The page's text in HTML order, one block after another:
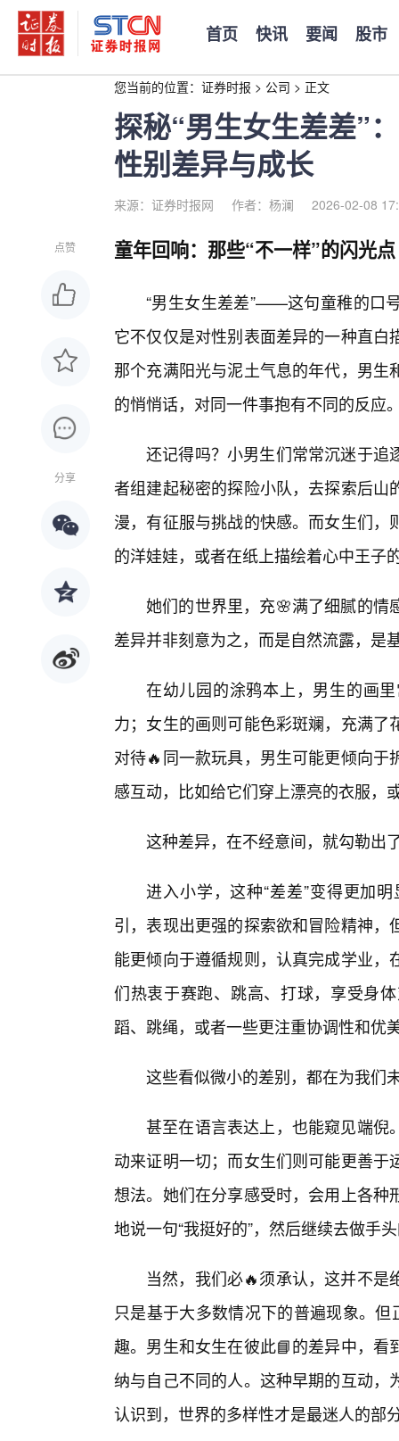
首页 快讯 要闻 股市
您当前的位置： 证券时报 > 公司 > 正文
探秘“男生女生差差”
性别差异与成长
来源：证券时报网 作者：杨澜 2026-02-08
点赞
分享
童年回响：那些“不一样”的闪光点
“男生女生差差”——这句童稚的口
它不仅仅是对性别表面差异的一种直
那个充满阳光与泥土气息的年代，男
的悄悄话，对同一件事抱有不同的反应
还记得吗？小男生们常常沉迷于追
者组建起秘密的探险小队，去探索后
漫，有征服与挑战的快感。而女生们
的洋娃娃，或者在纸上描绘着心中王子
她们的世界里，充🌸满了细腻的情
差异并非刻意为之，而是自然流露，是
在幼儿园的涂鸦本上，男生的画
力；女生的画则可能色彩斑斓，充满
对待🔥同一款玩具，男生可能更倾向
感互动，比如给它们穿上漂亮的衣服，
这种差异，在不经意间，就勾勒出
进入小学，这种“差差”变得更加
引，表现出更强的探索欲和冒险精神
能更倾向于遵循规则，认真完成学业
们热衷于赛跑、跳高、打球，享受身
蹈、跳绳，或者一些更注重协调性和优
这些看似微小的差别，都在为我们
甚至在语言表达上，也能窥见端倪
动来证明一切；而女生们则可能更善
想法。她们在分享感受时，会用上各
地说一句“我挺好的”，然后继续去做手
当然，我们必🔥须承认，这并不
只是基于大多数情况下的普遍现象。
趣。男生和女生在彼此📘的差异中，
纳与自己不同的人。这种早期的互动
认识到，世界的多样性才是最迷人的部